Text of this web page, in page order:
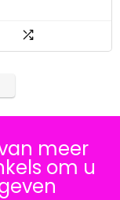
meer
om u